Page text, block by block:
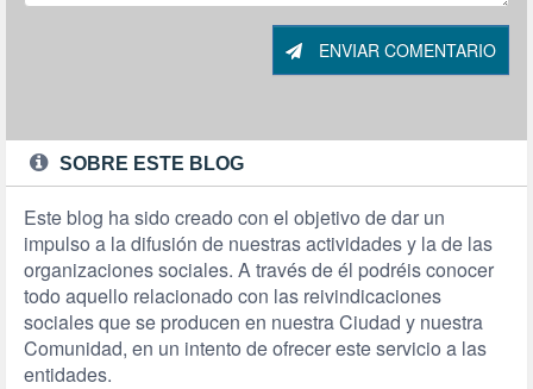
ENVIAR COMENTARIO
SOBRE ESTE BLOG
Este blog ha sido creado con el objetivo de dar un
impulso a la difusión de nuestras actividades y la de las
organizaciones sociales. A través de él podréis conocer
todo aquello relacionado con las reivindicaciones
sociales que se producen en nuestra Ciudad y nuestra
Comunidad, en un intento de ofrecer este servicio a las
entidades.